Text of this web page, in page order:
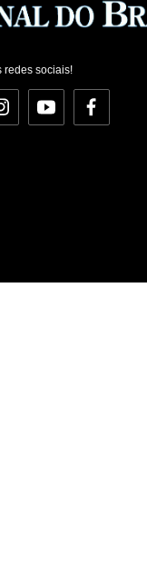
redes sociais!
InstagramYouTubeFacebook